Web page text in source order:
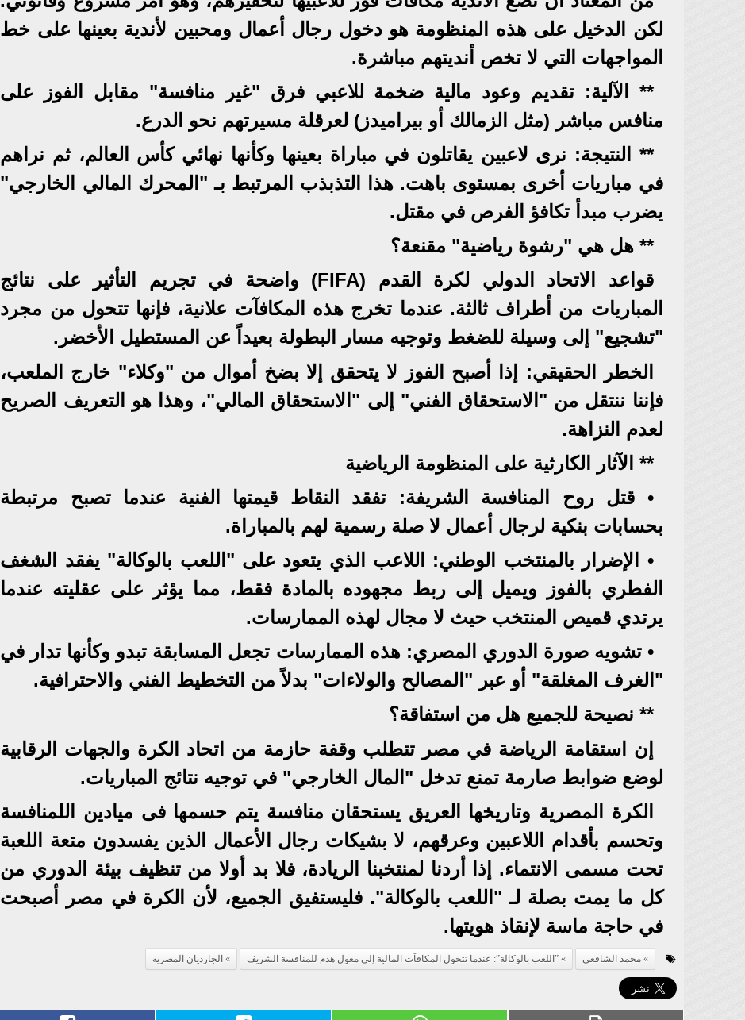
لكن الدخيل على هذه المنظومة هو دخول رجال أعمال ومحبين لأندية بعينها على خط
المواجهات التي لا تخص أنديتهم مباشرة.
** الآلية: تقديم وعود مالية ضخمة للاعبي فرق "غير منافسة" مقابل الفوز على
منافس مباشر (مثل الزمالك أو بيراميدز) لعرقلة مسيرتهم نحو الدرع.
** النتيجة: نرى لاعبين يقاتلون في مباراة بعينها وكأنها نهائي كأس العالم، ثم نراهم
في مباريات أخرى بمستوى باهت. هذا التذبذب المرتبط بـ "المحرك المالي الخارجي"
يضرب مبدأ تكافؤ الفرص في مقتل.
** هل هي "رشوة رياضية" مقنعة؟
قواعد الاتحاد الدولي لكرة القدم (FIFA) واضحة في تجريم التأثير على نتائج
المباريات من أطراف ثالثة. عندما تخرج هذه المكافآت علانية، فإنها تتحول من مجرد
"تشجيع" إلى وسيلة للضغط وتوجيه مسار البطولة بعيداً عن المستطيل الأخضر.
الخطر الحقيقي: إذا أصبح الفوز لا يتحقق إلا بضخ أموال من "وكلاء" خارج الملعب،
فإننا ننتقل من "الاستحقاق الفني" إلى "الاستحقاق المالي"، وهذا هو التعريف الصريح
لعدم النزاهة.
** الآثار الكارثية على المنظومة الرياضية
• قتل روح المنافسة الشريفة: تفقد النقاط قيمتها الفنية عندما تصبح مرتبطة
بحسابات بنكية لرجال أعمال لا صلة رسمية لهم بالمباراة.
• الإضرار بالمنتخب الوطني: اللاعب الذي يتعود على "اللعب بالوكالة" يفقد الشغف
الفطري بالفوز ويميل إلى ربط مجهوده بالمادة فقط، مما يؤثر على عقليته عندما
يرتدي قميص المنتخب حيث لا مجال لهذه الممارسات.
• تشويه صورة الدوري المصري: هذه الممارسات تجعل المسابقة تبدو وكأنها تدار في
"الغرف المغلقة" أو عبر "المصالح والولاءات" بدلاً من التخطيط الفني والاحترافية.
** نصيحة للجميع هل من استفاقة؟
إن استقامة الرياضة في مصر تتطلب وقفة حازمة من اتحاد الكرة والجهات الرقابية
لوضع ضوابط صارمة تمنع تدخل "المال الخارجي" في توجيه نتائج المباريات.
الكرة المصرية وتاريخها العريق يستحقان منافسة يتم حسمها فى ميادين اللمنافسة
وتحسم بأقدام اللاعبين وعرقهم، لا بشيكات رجال الأعمال الذين يفسدون متعة اللعبة
تحت مسمى الانتماء. إذا أردنا لمنتخبنا الريادة، فلا بد أولا من تنظيف بيئة الدوري من
كل ما يمت بصلة لـ "اللعب بالوكالة". فليستفيق الجميع، لأن الكرة في مصر أصبحت
في حاجة ماسة لإنقاذ هويتها.
محمد الشافعى ”اللعب بالوكالة”: عندما تتحول المكافآت المالية إلى معول هدم للمنافسة الشريف الجارديان المصريه